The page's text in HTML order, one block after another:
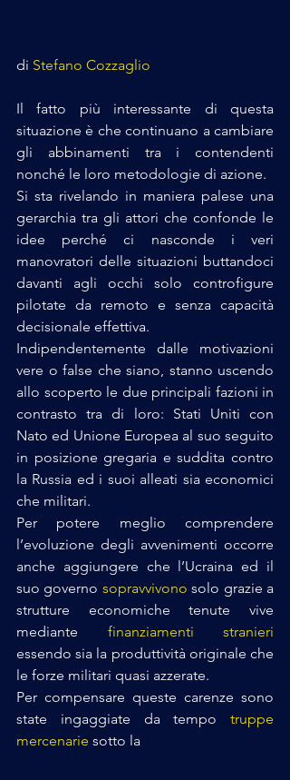
di Stefano Cozzaglio
Il fatto più interessante di questa
situazione è che continuano a cambiare
gli abbinamenti tra i contendenti
nonché le loro metodologie di azione.
Si sta rivelando in maniera palese una
gerarchia tra gli attori che confonde le
idee perché ci nasconde i veri
manovratori delle situazioni buttandoci
davanti agli occhi solo controfigure
pilotate da remoto e senza capacità
decisionale effettiva.
Indipendentemente dalle motivazioni
vere o false che siano, stanno uscendo
allo scoperto le due principali fazioni in
contrasto tra di loro: Stati Uniti con
Nato ed Unione Europea al suo seguito
in posizione gregaria e suddita contro
la Russia ed i suoi alleati sia economici
che militari.
Per potere meglio comprendere
l’evoluzione degli avvenimenti occorre
anche aggiungere che l’Ucraina ed il
suo governo sopravvivono solo grazie a
strutture economiche tenute vive
mediante finanziamenti stranieri
essendo sia la produttività originale che
le forze militari quasi azzerate.
Per compensare queste carenze sono
state ingaggiate da tempo truppe
mercenarie sotto la